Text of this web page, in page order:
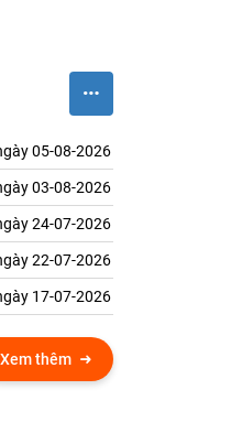
05-08-2026
03-08-2026
24-07-2026
22-07-2026
17-07-2026
Xem thêm